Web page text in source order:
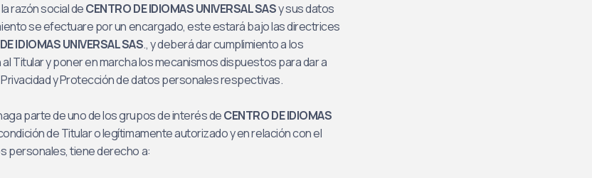
razón social deCENTRO DE IDIOMAS UNIVERSAL SASy sus datos
se efectuare por un encargado, este estará bajo las directrices
IDIOMAS UNIVERSAL SAS., y deberá dar cumplimiento a los
Titular y poner en marcha los mecanismos dispuestos para dar a
y Protección de datos personales respectivas.
parte de uno de los grupos de interés deCENTRO DE IDIOMAS
de Titular o legítimamente autorizado y en relación con el
personales, tiene derecho a: